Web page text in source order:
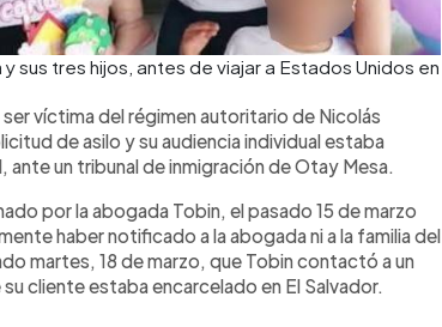
sus tres hijos, antes de viajar a Estados Unidos en
víctima del régimen autoritario de Nicolás
de asilo y su audiencia individual estaba
un tribunal de inmigración de Otay Mesa.
por la abogada Tobin, el pasado 15 de marzo
haber notificado a la abogada ni a la familia del
martes, 18 de marzo, que Tobin contactó a un
cliente estaba encarcelado en El Salvador.